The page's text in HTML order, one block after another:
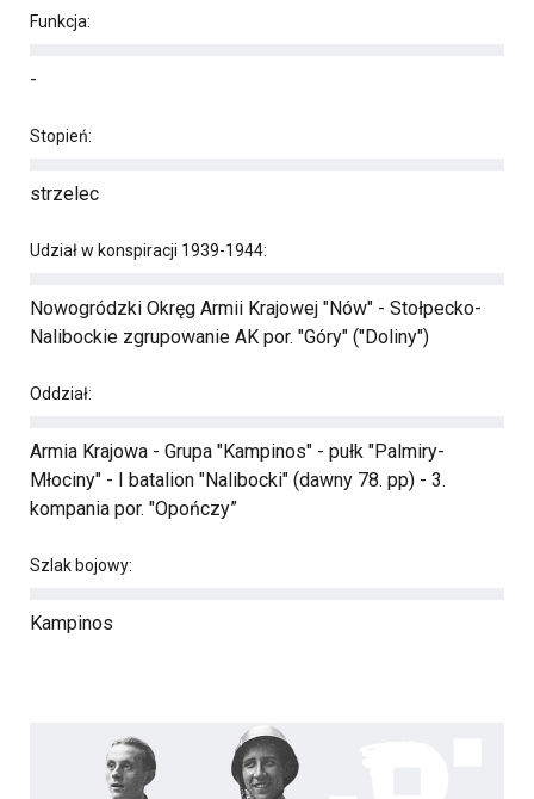
Funkcja:
-
Stopień:
strzelec
Udział w konspiracji 1939-1944:
Nowogródzki Okręg Armii Krajowej "Nów" - Stołpecko-
Nalibockie zgrupowanie AK por. "Góry" ("Doliny")
Oddział:
Armia Krajowa - Grupa "Kampinos" - pułk "Palmiry-
Młociny" - I batalion "Nalibocki" (dawny 78. pp) - 3.
kompania por. "Opończy”
Szlak bojowy:
Kampinos